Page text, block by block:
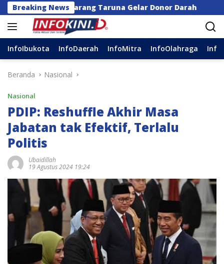
Langsung
ke
konten
Breaking News
Karang Taruna Gelar Donor Darah Anggota
InfoIbukota InfoDaerah InfoMitra InfoOlahraga
Beranda Nasional
Nasional
PDIP: Reshuffle Akhir Masa
Jabatan tak Efektif, Terlalu
Politis
Ubaidillah
19 Agustus 2024 19:24